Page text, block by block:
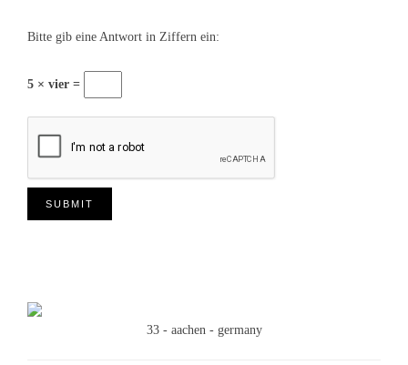
Bitte gib eine Antwort in Ziffern ein:
5 × vier =
33 - aachen - germany